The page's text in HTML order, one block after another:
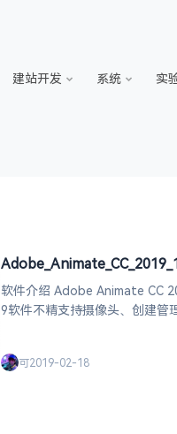
建站开发 系统 实
软件介绍 Adobe Animate CC
9软件不精支持摄像头、创建管
可2019-02-18